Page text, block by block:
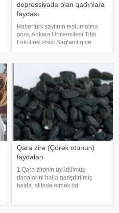
depressiyada olan qadınlara
faydası
Habertürk saytının məlumatına
görə, Ankara Universitesi Tibb
Fakültəsi Psixi Sağlamlıq və
keçid dövrlərində biloji saatın
pozulmas
Qara zirə (Çörək otunun)
faydaları
1.Qara zirənin üyüdülmuş
dənələrini balla qarişdirilmiş
halda istifadə etmək öd